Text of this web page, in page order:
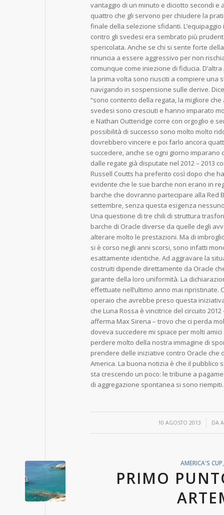
vantaggio di un minuto e diciotto secondi e
quattro che gli servono per chiudere la
finale della selezione sfidanti.
contro gli svedesi era sembrato più
spericolata. Anche se chi si sente forte
rinuncia a essere aggressivo per non
comunque come iniezione di fiducia.
la prima volta sono riusciti a compiere una
navigando in sospensione sulle derive.
“sono contento della regata, la migliore
svedesi sono cresciuti e hanno imparato
e Nathan Outteridge corre con orgoglio e
possibilità di successo sono molto molto
dovrebbero vincere e poi farlo ancora
succedere, anche se ogni giorno imparano
dalle regate già disputate nel 2012 – 2013
Russell Coutts ha preferito così dopo che
evidente che le sue barche non erano in
barche che dovranno partecipare alla Red
settembre, senza questa esigenza
Una questione di tre chili di struttura
barche di Oracle diverse da quelle degli
alterare molto le prestazioni. Ma di
si è corso negli anni scorsi, sono infatti
esattamente identiche. Ad aggravare la
costruiti dipende direttamente da Oracle
garante della loro uniformità. La
effettuate nell’ultimo anno mai ripristinate.
operaio che avrebbe preso questa
che Luna Rossa è vincitrice del circuito
afferma Max Sirena – trovo che ci perda
doveva succedere mi spiace per molti
perdere molto della nostra immagine di
prendere delle iniziative contro Oracle che
America. La buona notizia è che il pubblico
sta crescendo un poco: le tribune a
di aggregazione spontanea si sono riempiti.
10 AGOSTO 2013
/ DA
AMERICA'S CUP
PRIMO